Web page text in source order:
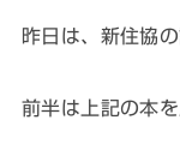
昨日は、新住協
前半は上記の本